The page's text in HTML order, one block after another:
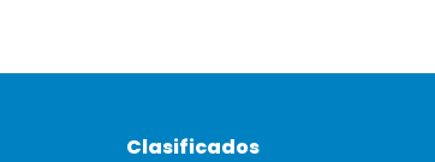
Clasificados